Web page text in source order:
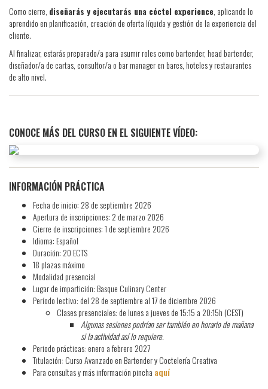
Como cierre, diseñarás y ejecutarás una cóctel experience, aplicando lo
aprendido en planificación, creación de oferta líquida y gestión de la experiencia del
cliente.
Al finalizar, estarás preparado/a para asumir roles como bartender, head bartender,
diseñador/a de cartas, consultor/a o bar manager en bares, hoteles y restaurantes
de alto nivel.
CONOCE MÁS DEL CURSO EN EL SIGUIENTE VÍDEO:
INFORMACIÓN PRÁCTICA
Fecha de inicio: 28 de septiembre 2026
Apertura de inscripciones: 2 de marzo 2026
Cierre de inscripciones: 1 de septiembre 2026
Idioma: Español
Duración: 20 ECTS
18 plazas máximo
Modalidad presencial
Lugar de impartición: Basque Culinary Center
Período lectivo: del 28 de septiembre al 17 de diciembre 2026
Clases presenciales: de lunes a jueves de 15:15 a 20:15h (CEST)
Algunas sesiones podrían ser también en horario de mañana
si la actividad así lo requiere.
Periodo prácticas: enero a febrero 2027
Titulación: Curso Avanzado en Bartender y Coctelería Creativa
Para consultas y más información pincha aquí